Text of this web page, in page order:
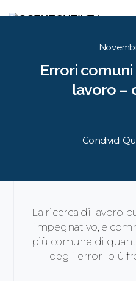
Errori
lavoro –
Condividi
La ricerca di lavoro
impegnativo, e
più comune di
degli errori più